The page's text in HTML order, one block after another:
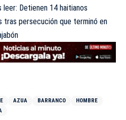
leer: Detienen 14 haitianos
tras persecución que terminó en
AZUA BARRANCO
HOMBRE